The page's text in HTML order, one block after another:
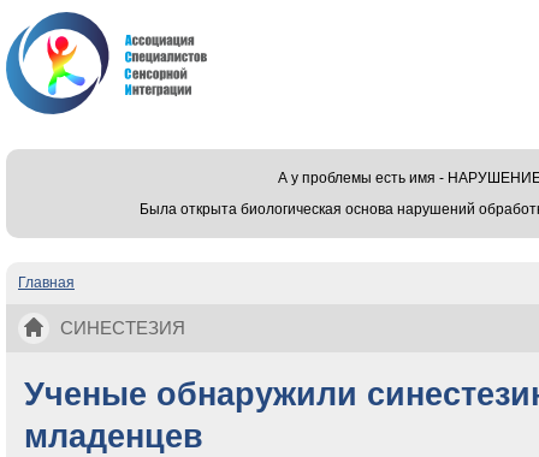
А у проблемы есть имя -
Была открыта биологическая основа нарушений
Вы здесь
Главная
СИНЕСТЕЗИЯ
Ученые обнаружили
младенцев